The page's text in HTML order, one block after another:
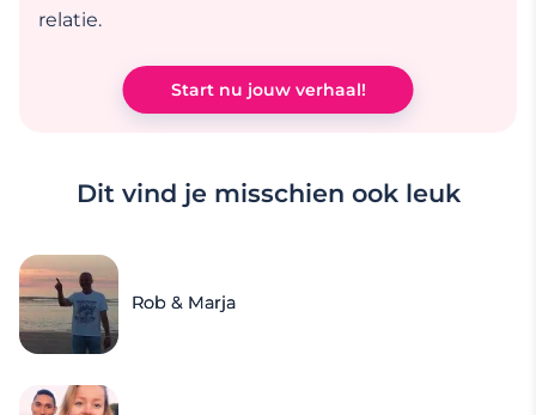
relatie.
Start nu jouw verhaal!
Dit vind je misschien ook leuk
Rob & Marja